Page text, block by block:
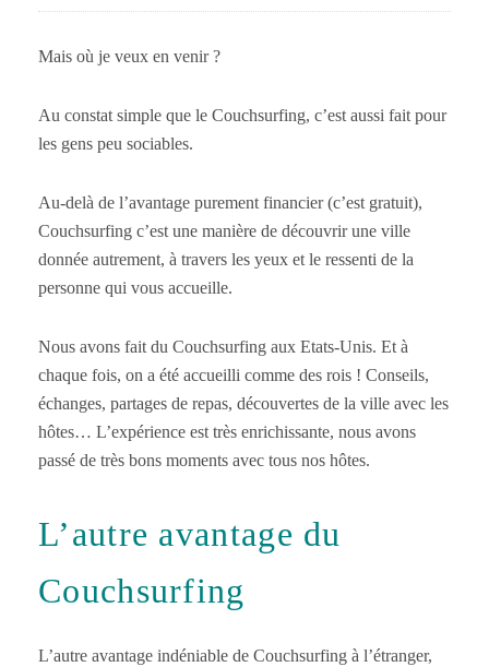
Mais où je veux en venir ?
Au constat simple que le Couchsurfing, c’est aussi fait pour
les gens peu sociables.
Au-delà de l’avantage purement financier (c’est gratuit),
Couchsurfing c’est une manière de découvrir une ville
donnée autrement, à travers les yeux et le ressenti de la
personne qui vous accueille.
Nous avons fait du Couchsurfing aux Etats-Unis. Et à
chaque fois, on a été accueilli comme des rois ! Conseils,
échanges, partages de repas, découvertes de la ville avec les
hôtes… L’expérience est très enrichissante, nous avons
passé de très bons moments avec tous nos hôtes.
L’autre avantage du
Couchsurfing
L’autre avantage indéniable de Couchsurfing à l’étranger,